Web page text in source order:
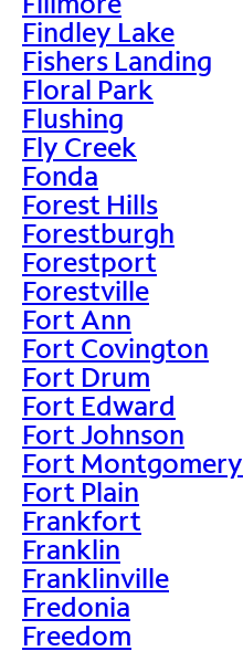
Findley Lake
Fishers Landing
Floral Park
Flushing
Fly Creek
Fonda
Forest Hills
Forestburgh
Forestport
Forestville
Fort Ann
Fort Covington
Fort Drum
Fort Edward
Fort Johnson
Fort Montgomery
Fort Plain
Frankfort
Franklin
Franklinville
Fredonia
Freedom